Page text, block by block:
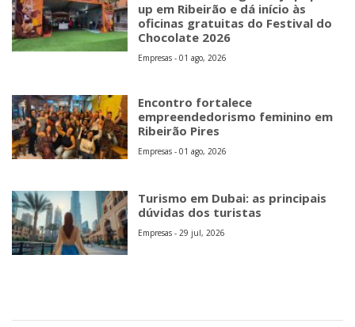
up em Ribeirão e dá início às
oficinas gratuitas do Festival do
Chocolate 2026
Empresas - 01 ago, 2026
Encontro fortalece
empreendedorismo feminino em
Ribeirão Pires
Empresas - 01 ago, 2026
Turismo em Dubai: as principais
dúvidas dos turistas
Empresas - 29 jul, 2026